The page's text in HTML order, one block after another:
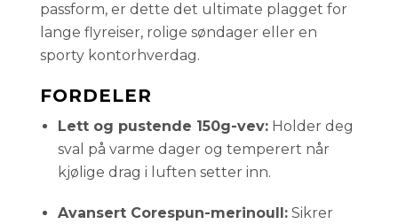
passform, er dette det ultimate plagget for
lange flyreiser, rolige søndager eller en
sporty kontorhverdag.
FORDELER
Lett og pustende 150g-vev: Holder deg
sval på varme dager og temperert når
kjølige drag i luften setter inn.
Avansert Corespun-merinoull: Sikrer